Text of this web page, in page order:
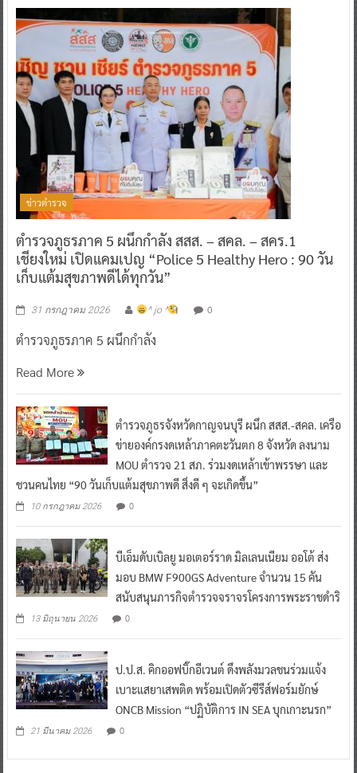
ข่าวตำรวจ
ตำรวจภูธรภาค 5 ผนึกกำลัง สสส. – สคล. – สคร.1
เชียงใหม่ เปิดแคมเปญ “Police 5 Healthy Hero : 90 วัน
เก็บแต้มสุขภาพดีได้ทุกวัน”
31 กรกฎาคม 2026 ^ jo ^ 0
ตำรวจภูธรภาค 5 ผนึกกำลัง
Read More
ตำรวจภูธรจังหวัดกาญจนบุรี ผนึก สสส.-สคล. เครือ
ข่ายองค์กรงดเหล้าภาคตะวันตก 8 จังหวัด ลงนาม
MOU ตำรวจ 21 สภ. ร่วมงดเหล้าเข้าพรรษา และ
ชวนคนไทย “90 วันเก็บแต้มสุขภาพดี สิ่งดี ๆ จะเกิดขึ้น”
10 กรกฎาคม 2026 0
บีเอ็มดับเบิลยู มอเตอร์ราด มิลเลนเนียม ออโต้ ส่ง
มอบ BMW F900GS Adventure จำนวน 15 คัน
สนับสนุนภารกิจตำรวจจราจรโครงการพระราชดำริ
13 มิถุนายน 2026 0
ป.ป.ส. คิกออฟบิ๊กอีเวนต์ ดึงพลังมวลชนร่วมแจ้ง
เบาะแสยาเสพติด พร้อมเปิดตัวซีรีส์ฟอร์มยักษ์
ONCB Mission “ปฏิบัติการ IN SEA บุกเกาะนรก”
21 มีนาคม 2026 0